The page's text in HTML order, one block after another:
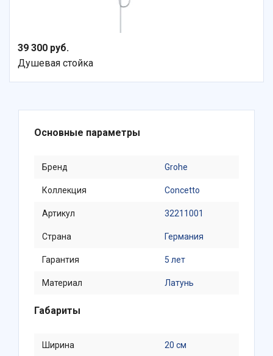
39 300 руб.
Душевая стойка
Основные параметры
Бренд Grohe
Коллекция Concetto
Артикул 32211001
Страна Германия
Гарантия 5 лет
Материал Латунь
Габариты
Ширина 20 см